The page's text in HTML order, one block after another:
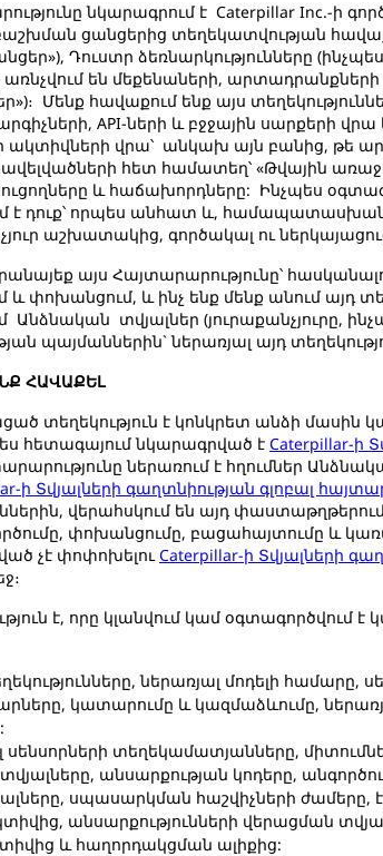
նկարագրում է Caterpillar Inc.-ի
բաշխման ցանցերից տեղեկատվության
Դուստր ձեռնարկությունները
առնչվում են մեքենաների,
Մենք հավաքում ենք այս
API-ների և բջջային սարքերի
վրա՝ անկախ այն բանից, թե
հավելվածների հետ համատեղ՝ «Թվային
և հաճախորդները: Ինչպես
է դուք՝ որպես անհատ և,
աշխատակից, գործակալ ու
այս Հայտարարությունը՝
և փոխանցում, և ինչ ենք մենք անում
տվյալներ (յուրաքանչյուրը,
պայմաններին` ներառյալ այդ
ՀԱՎԱՔԵԼ
տեղեկություն է կոնկրետ անձի մասին
հետագայում նկարագրված է Caterpillar-ի
ներառում է հղումներ
ի Տվյալների գաղտնիության գլոբալ
վերահսկում են այդ
փոխանցումը, բացահայտումը և
չէ փոփոխելուCaterpillar-ի Տվյալների
է, որը կլանվում կամ օգտագործվում է
ներառյալ մոդելի
կատարումը և կազմաձևումը,
սենսորների տեղեկամատյանները,
անսարքության կոդերը,
սպասարկման հաշվիչների ժամերը,
անսարքությունների վերացման
և հաղորդակցման ալիքից: